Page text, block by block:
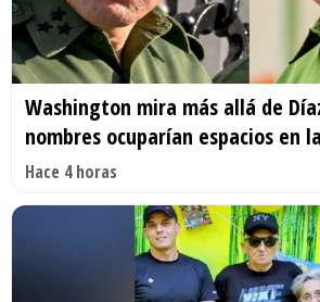
Washington mira más allá de
nombres ocuparían espacios en
Hace 4 horas